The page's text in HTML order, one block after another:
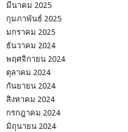
มีนาคม 2025
กุมภาพันธ์ 2025
มกราคม 2025
ธันวาคม 2024
พฤศจิกายน 2024
ตุลาคม 2024
กันยายน 2024
สิงหาคม 2024
กรกฎาคม 2024
มิถุนายน 2024